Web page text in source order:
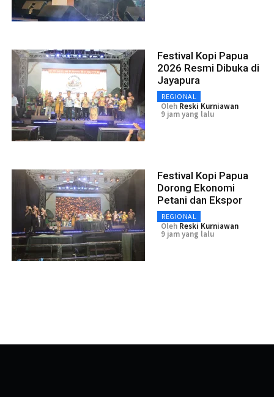
Festival Kopi Papua
2026 Resmi Dibuka di
Jayapura
REGIONAL
Oleh Reski Kurniawan
9 jam yang lalu
Festival Kopi Papua
Dorong Ekonomi
Petani dan Ekspor
REGIONAL
Oleh Reski Kurniawan
9 jam yang lalu